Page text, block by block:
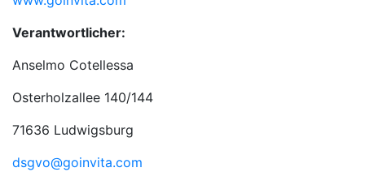
Verantwortlicher:
Anselmo Cotellessa
Osterholzallee 140/144
71636 Ludwigsburg
dsgvo@goinvita.com